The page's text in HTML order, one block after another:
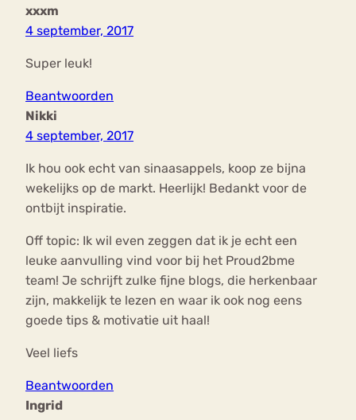
xxxm
4 september, 2017
Super leuk!
Beantwoorden
Nikki
4 september, 2017
Ik hou ook echt van sinaasappels, koop ze bijna
wekelijks op de markt. Heerlijk! Bedankt voor de
ontbijt inspiratie.
Off topic: Ik wil even zeggen dat ik je echt een
leuke aanvulling vind voor bij het Proud2bme
team! Je schrijft zulke fijne blogs, die herkenbaar
zijn, makkelijk te lezen en waar ik ook nog eens
goede tips & motivatie uit haal!
Veel liefs
Beantwoorden
Ingrid